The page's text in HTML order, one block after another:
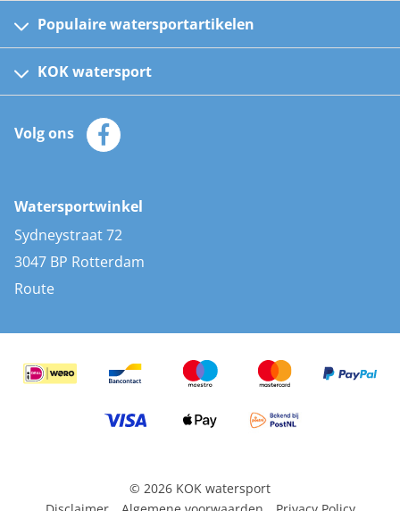
Populaire watersportartikelen
Kinder reddingsvesten
Automatische reddingsvesten
Zeilkleding
Zonnepanelen
AIS transponders
Stootwillen en fenders
Bootkussens
Zwemtrappen
KOK watersport
Klantenservice
Merken
Volg ons
Watersportwinkel
Sydneystraat 72
3047 BP Rotterdam
Route
© 2026 KOK watersport